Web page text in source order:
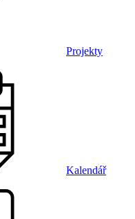
Projekty
Kalendář